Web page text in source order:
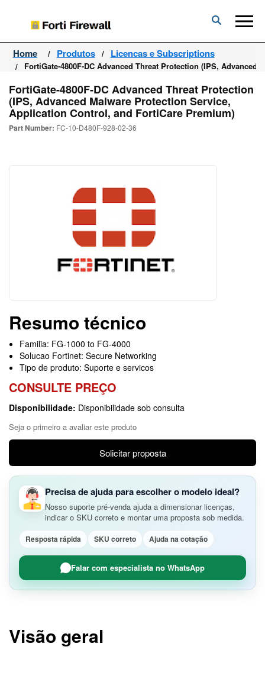
Forti
Firewall
Home Produtos Licencas e Subscriptions
FortiGate-4800F-DC Advanced Threat Protection (IPS,
FortiGate-4800F-DC Advanced Threat Protection
(IPS, Advanced Malware Protection Service,
Application Control, and FortiCare Premium)
Part Number: FC-10-D480F-928-02-36
Resumo técnico
Familia: FG-1000 to FG-4000
Solucao Fortinet: Secure Networking
Tipo de produto: Suporte e servicos
CONSULTE PREÇO
Disponibilidade: Disponibilidade sob consulta
Seja o primeiro a avaliar este produto
Solicitar proposta
Precisa de ajuda para escolher o modelo ideal?
Nosso suporte pré-venda ajuda a dimensionar licenças,
indicar o SKU correto e montar uma proposta sob medida.
Resposta rápida SKU correto Ajuda na cotação
Falar com especialista no WhatsApp
Visão geral